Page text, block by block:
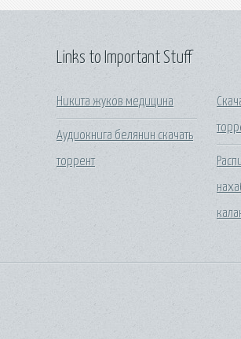
Links to Important Stuff
Никита жуков медицина
Аудиокнига белянин скачать
торрент